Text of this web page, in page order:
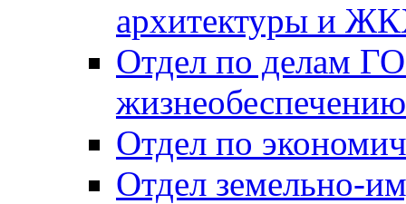
архитектуры и
Отдел по делам
Отдел по
Отдел земельно-